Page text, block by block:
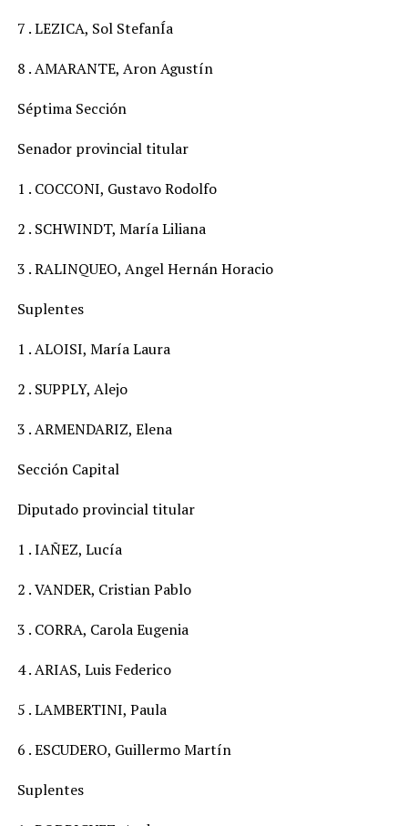
7 . LEZICA, Sol StefanÍa
8 . AMARANTE, Aron Agustín
Séptima Sección
Senador provincial titular
1 . COCCONI, Gustavo Rodolfo
2 . SCHWINDT, María Liliana
3 . RALINQUEO, Angel Hernán Horacio
Suplentes
1 . ALOISI, María Laura
2 . SUPPLY, Alejo
3 . ARMENDARIZ, Elena
Sección Capital
Diputado provincial titular
1 . IAÑEZ, Lucía
2 . VANDER, Cristian Pablo
3 . CORRA, Carola Eugenia
4 . ARIAS, Luis Federico
5 . LAMBERTINI, Paula
6 . ESCUDERO, Guillermo Martín
Suplentes